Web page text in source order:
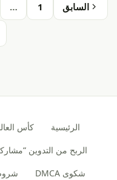
السابق 1
…
الرئيسية كأس العالم
الربح من التدوين
شكوى DMCA